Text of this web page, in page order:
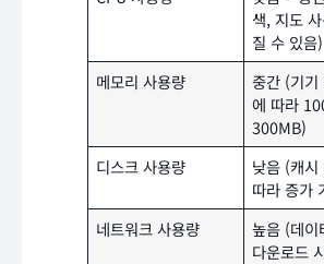
색, 지도
질 수 있음)
메모리 사용량
중간 (기기
에 따라
300MB)
디스크 사용량
낮음 (캐시
따라 증가
네트워크 사용량
높음 (데이
다운로드